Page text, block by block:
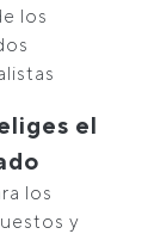
los
el
los
y